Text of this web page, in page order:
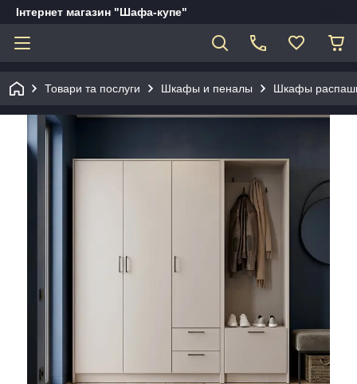
Інтернет магазин "Шафа-купе"
Товари та послуги Шкафы и пеналы Шкафы